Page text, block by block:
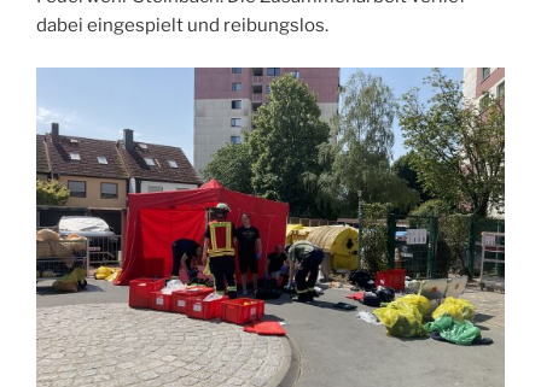
dabei eingespielt und reibungslos.